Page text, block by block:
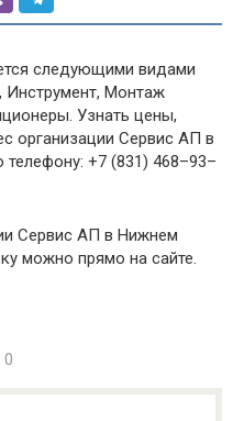
следующими видами
Инструмент, Монтаж
Узнать цены,
организации Сервис АП в
+7 (831) 468–93–
Сервис АП в Нижнем
можно прямо на сайте.
0